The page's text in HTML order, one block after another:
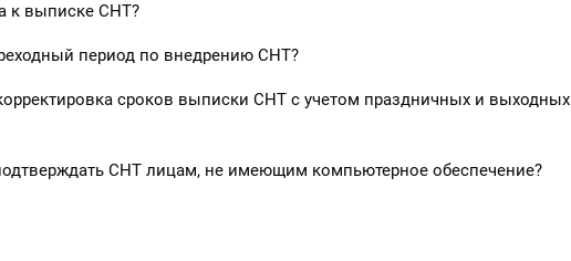
к выписке СНТ?
период по внедрению СНТ?
сроков выписки СНТ с учетом праздничных и выходных
СНТ лицам, не имеющим компьютерное обеспечение?